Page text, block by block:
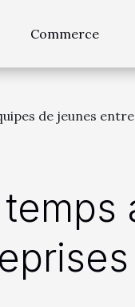
Commerce
de jeunes